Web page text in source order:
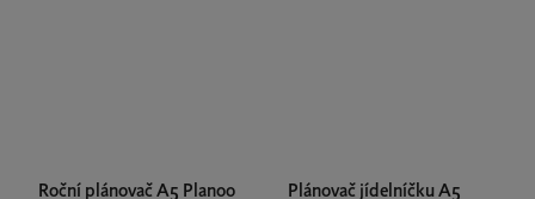
Roční plánovač A5 Planoo Plánovač jídelníčku A5